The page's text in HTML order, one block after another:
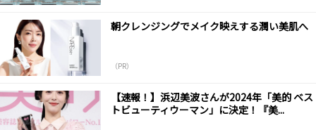
朝クレンジングでメイク映えする潤い美肌へ
（PR）
【速報！】浜辺美波さんが2024年「美的 ベス
トビューティウーマン」に決定！『美...